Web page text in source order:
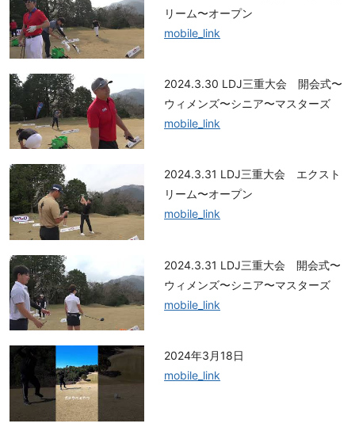
リーム〜オープン
mobile_link
2024.3.30 LDJ三重大会 開会式〜
ウィメンズ〜シニア〜マスターズ
mobile_link
2024.3.31 LDJ三重大会 エクスト
リーム〜オープン
mobile_link
2024.3.31 LDJ三重大会 開会式〜
ウィメンズ〜シニア〜マスターズ
mobile_link
2024年3月18日
mobile_link